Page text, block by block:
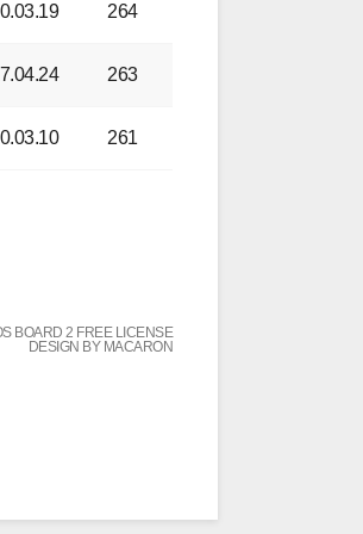
264
263
261
BOARD 2 FREE LICENSE
DESIGN BY MACARON